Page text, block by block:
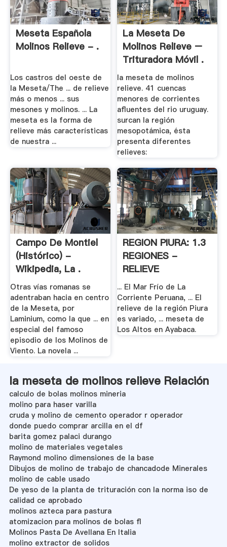
Meseta Española
Molinos Relieve - .
Los castros del oeste de
la Meseta/The ... de relieve
más o menos ... sus
mesones y molinos. ... La
meseta es la forma de
relieve más características
de nuestra ...
La Meseta De
Molinos Relieve –
Trituradora Móvil .
la meseta de molinos
relieve. 41 cuencas
menores de corrientes
afluentes del rio uruguay.
surcan la región
mesopotámica, ésta
presenta diferentes
relieves:
Campo De Montiel
(histórico) -
Wikipedia, La .
Otras vías romanas se
adentraban hacia en centro
de la Meseta, por
Laminium, como la que ... en
especial del famoso
episodio de los Molinos de
Viento. La novela ...
REGION PIURA: 1.3
REGIONES -
RELIEVE
... El Mar Frío de La
Corriente Peruana, ... El
relieve de la región Piura
es variado, ... meseta de
Los Altos en Ayabaca.
la meseta de molinos relieve Relación
calculo de bolas molinos mineria
molino para haser varilla
cruda y molino de cemento operador r operador
donde puedo comprar arcilla en el df
barita gomez palaci durango
molino de materiales vegetales
Raymond molino dimensiones de la base
Dibujos de molino de trabajo de chancadode Minerales
molino de cable usado
De yeso de la planta de trituración con la norma iso de
calidad ce aprobado
molinos azteca para pastura
atomizacion para molinos de bolas fl
Molinos Pasta De Avellana En Italia
molino extractor de solidos